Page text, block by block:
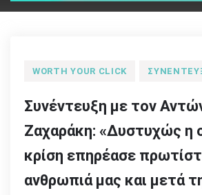
Your e-articles
Εδώ θα διαβάσεις κάτι
WORTH YOUR CLICK
Συνέντευξη με τον
Ζαχαράκη: «Δυστυχώς η
κρίση επηρέασε
ανθρωπιά μας και μετά